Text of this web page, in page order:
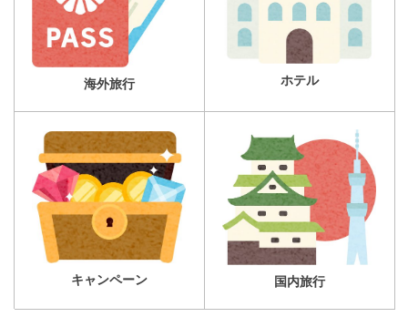
海外旅行 ホテル
キャンペーン 国内旅行